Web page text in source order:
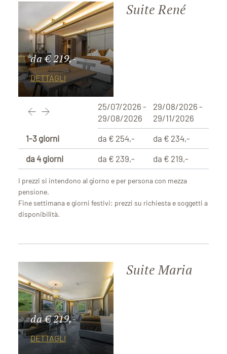
da € 219,-
DETTAGLI
Suite René
25/07/2026 -
29/08/2026
29/08/2026 -
29/11/2026
1-3 giorni
da 4 giorni
da € 254,-
da € 239,-
da € 234,-
da € 219,-
I prezzi si intendono al giorno e per persona con mezza
pensione.
Fine settimana e giorni festivi: prezzi su richiesta e soggetti a
disponibilità.
da € 219,-
DETTAGLI
Suite Maria